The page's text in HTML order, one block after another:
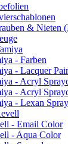
& Nieten
- Farben
- Lacquer
- Acryl
- Acryl
- Lexan
- Email Color
- Aqua Color